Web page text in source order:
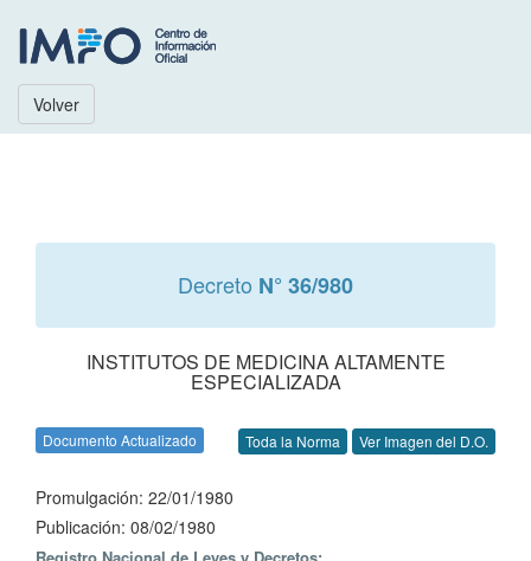
Volver
Decreto N° 36/980
INSTITUTOS DE MEDICINA ALTAMENTE
ESPECIALIZADA
Documento Actualizado Toda la Norma Ver Imagen del D.O.
Promulgación: 22/01/1980
Publicación: 08/02/1980